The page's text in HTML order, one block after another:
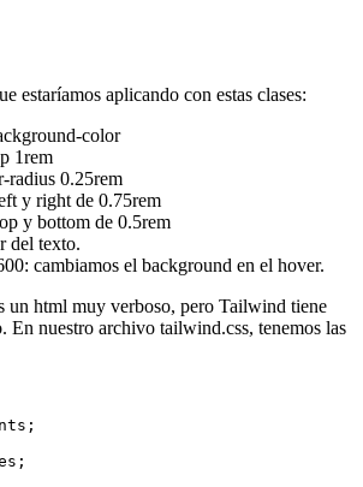
estaríamos aplicando con estas clases:
color
1rem
radius 0.25rem
y right de 0.75rem
y bottom de 0.5rem
del texto.
cambiamos el background en el hover.
un html muy verboso, pero Tailwind tiene
En nuestro archivo tailwind.css, tenemos las